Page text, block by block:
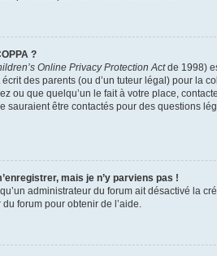
?
Online Privacy Protection Actde 1998)
des parents (ou d’un tuteur légal) pour la
ou que quelqu’un le fait à votre place,
sauraient être contactés pour des questions
mais je n’y parviens pas !
qu’un administrateur du forum ait désactivé la
forum pour obtenir de l’aide.